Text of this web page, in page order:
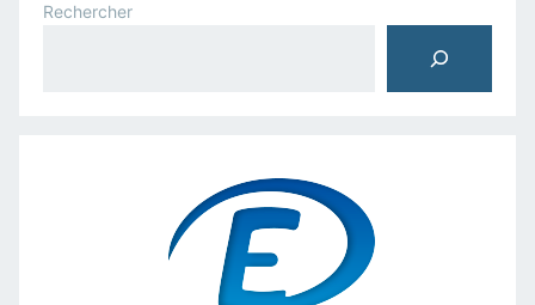
Rechercher